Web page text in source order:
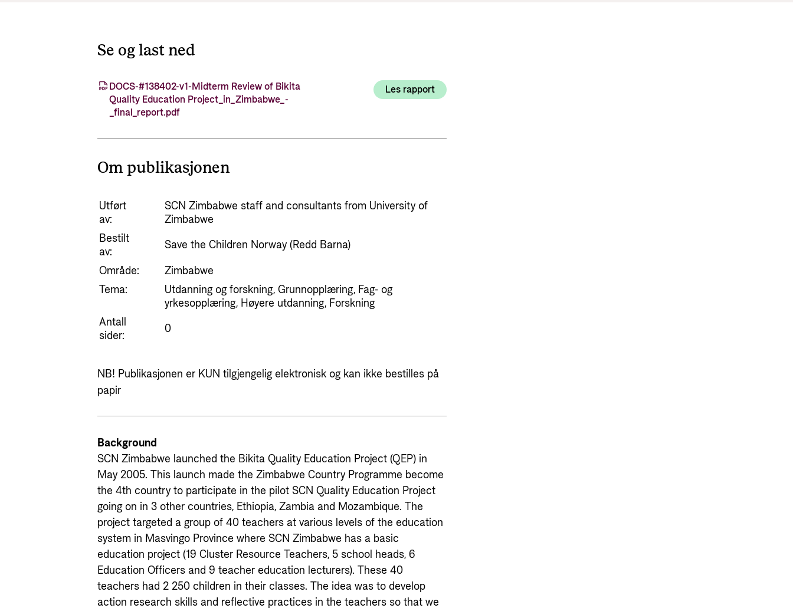
Se og last ned
DOCS-#138402-v1-Midterm Review of Bikita
Quality Education Project_in_Zimbabwe_-
_final_report.pdf
Les rapport
Om publikasjonen
Utført
av:
SCN Zimbabwe staff and consultants from University of
Zimbabwe
Bestilt
av:
Save the Children Norway (Redd Barna)
Område:
Zimbabwe
Tema:
Utdanning og forskning, Grunnopplæring, Fag- og
yrkesopplæring, Høyere utdanning, Forskning
Antall
sider:
0
NB! Publikasjonen er KUN tilgjengelig elektronisk og kan ikke bestilles på
papir
Background
SCN Zimbabwe launched the Bikita Quality Education Project (QEP) in
May 2005. This launch made the Zimbabwe Country Programme become
the 4th country to participate in the pilot SCN Quality Education Project
going on in 3 other countries, Ethiopia, Zambia and Mozambique. The
project targeted a group of 40 teachers at various levels of the education
system in Masvingo Province where SCN Zimbabwe has a basic
education project (19 Cluster Resource Teachers, 5 school heads, 6
Education Officers and 9 teacher education lecturers). These 40
teachers had 2 250 children in their classes. The idea was to develop
action research skills and reflective practices in the teachers so that we